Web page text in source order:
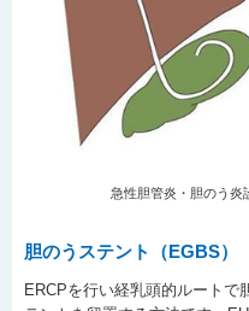
急性胆管炎・胆のう炎
胆のうステント（EGBS）
ERCPを行い経乳頭的ルートで